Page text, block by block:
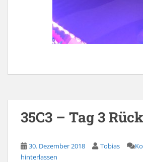
35C3 – Tag 3
30. Dezember 2018 Tobias
hinterlassen